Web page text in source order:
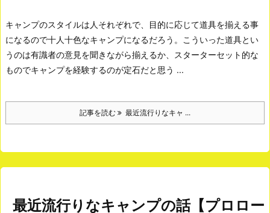
キャンプのスタイルは人それぞれで、目的に応じて道具を揃える事
になるので十人十色なキャンプになるだろう。
こういった道具とい
うのは有識者の意見を聞きながら揃えるか、スターターセット的な
ものでキャンプを経験するのが定石だと思う ...
記事を読む 最近流行りなキャ ...
最近流行りなキャンプの話【プロロー